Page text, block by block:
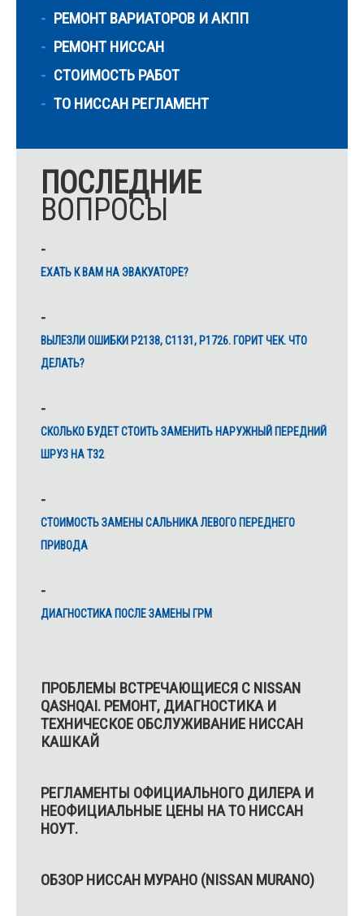
РЕМОНТ ВАРИАТОРОВ И АКПП
РЕМОНТ НИССАН
СТОИМОСТЬ РАБОТ
ТО НИССАН РЕГЛАМЕНТ
ПОСЛЕДНИЕ
ВОПРОСЫ
ЕХАТЬ К ВАМ НА ЭВАКУАТОРЕ?
ВЫЛЕЗЛИ ОШИБКИ Р2138, С1131, Р1726. ГОРИТ ЧЕК. ЧТО
ДЕЛАТЬ?
СКОЛЬКО БУДЕТ СТОИТЬ ЗАМЕНИТЬ НАРУЖНЫЙ ПЕРЕДНИЙ
ШРУЗ НА Т32
CТОИМОСТЬ ЗАМЕНЫ САЛЬНИКА ЛЕВОГО ПЕРЕДНЕГО
ПРИВОДА
ДИАГНОСТИКА ПОСЛЕ ЗАМЕНЫ ГРМ
ПРОБЛЕМЫ ВСТРЕЧАЮЩИЕСЯ С NISSAN
QASHQAI. РЕМОНТ, ДИАГНОСТИКА И
ТЕХНИЧЕСКОЕ ОБСЛУЖИВАНИЕ НИССАН
КАШКАЙ
РЕГЛАМЕНТЫ ОФИЦИАЛЬНОГО ДИЛЕРА И
НЕОФИЦИАЛЬНЫЕ ЦЕНЫ НА ТО НИССАН
НОУТ.
ОБЗОР НИССАН МУРАНО (NISSAN MURANO)